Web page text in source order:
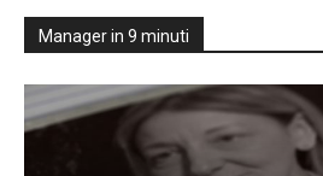
Manager in 9 minuti